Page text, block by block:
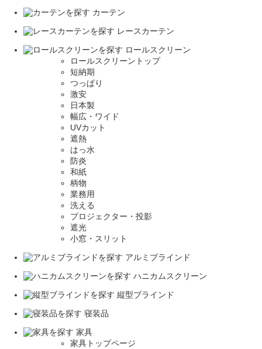
カーテン
レースカーテン
ロールスクリーン
ロールスクリーントップ
短納期
つっぱり
激安
日本製
幅広・ワイド
UVカット
遮熱
はっ水
防炎
和紙
柄物
業務用
洗える
プロジェクター・投影
遮光
小窓・スリット
アルミブラインド
ハニカムスクリーン
縦型ブラインド
寝装品
家具
家具トップページ